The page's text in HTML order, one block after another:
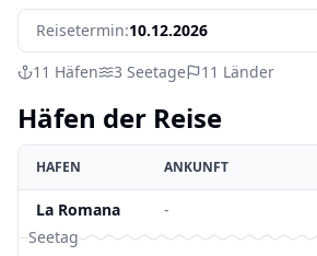
Reisetermin:10.12.2026
11 Häfen 3 Seetage 11 Länder
Häfen der Reise
HAFEN ANKUNFT
La Romana -
Seetag